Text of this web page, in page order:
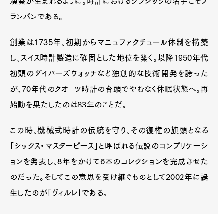
ランパンである。
創業は1735年、初期からマニュファクチュール体制を構築
し、スイス時計製造に確固とした地位を築く。以降1950年代
初頭のダイバーズウォッチなど独創的な技術開発を誇った
が、70年代のクオーツ時計の台頭でやむなく休眠状態へ。再
始動を果たしたのは83年のことだ。
この時、機械式時計の伝統を守り、その復権の旗頭となる
「シックス・マスターピース」と呼ばれる伝説のコンプリケーシ
ョンを発表し、8年をかけて6本のコレクションを完成させた
のだった。そしてこの意思を受け継ぐものとして2002年に誕
生したのが「ヴィルレ」である。